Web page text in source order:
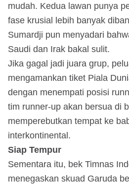
mudah. Kedua lawan punya
fase krusial lebih banyak
Sumardji pun menyadari
Saudi dan Irak bakal sulit.
Jika gagal jadi juara grup,
mengamankan tiket Piala
dengan menempati posisi
tim runner-up akan bersua di
memperebutkan tempat ke
interkontinental.
Siap Tempur
Sementara itu, bek Timnas
menegaskan skuad Garuda